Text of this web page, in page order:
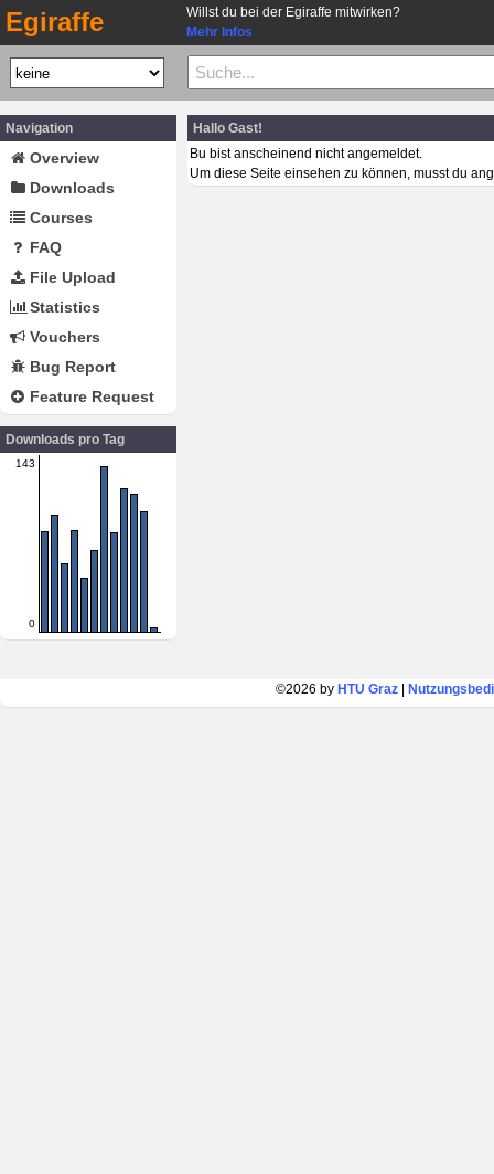
Egiraffe
Willst du bei der Egiraffe mitwirken?
Mehr Infos
Navigation
Overview
Downloads
Courses
FAQ
File Upload
Statistics
Vouchers
Bug Report
Feature Request
Downloads pro Tag
143
0
Hallo Gast!
Bu bist anscheinend nicht angemeldet.
Um diese Seite einsehen zu können, musst du
©2026 by HTU Graz|